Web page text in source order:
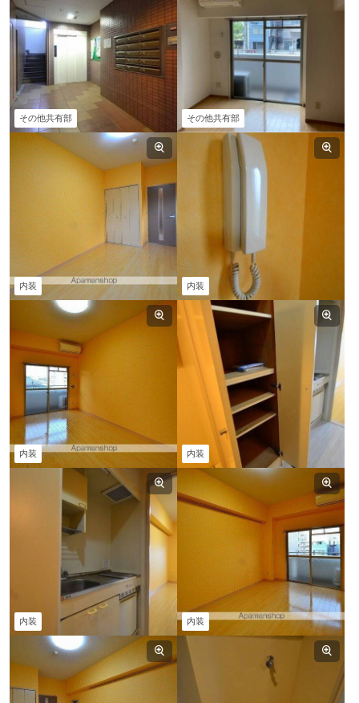
その他共有部 その他共有部
内装 内装
内装 内装
内装 内装